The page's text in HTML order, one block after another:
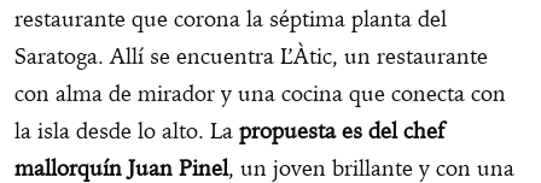
restaurante que corona la séptima planta del
Saratoga. Allí se encuentra L’Àtic, un restaurante
con alma de mirador y una cocina que conecta con
la isla desde lo alto. La propuesta es del chef
mallorquín Juan Pinel, un joven brillante y con una